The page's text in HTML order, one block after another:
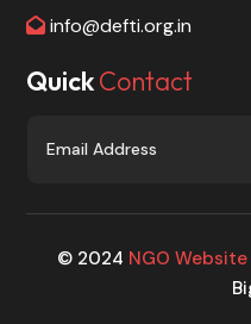
info@defti.org.in
QuickContact
© 2024 NGO